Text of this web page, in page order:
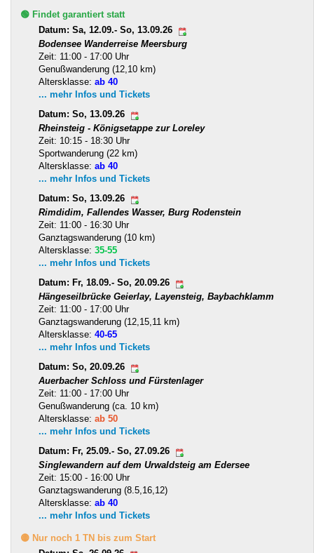
🟢 Findet garantiert statt
Datum: Sa, 12.09.- So, 13.09.26
Bodensee Wanderreise Meersburg
Zeit: 11:00 - 17:00 Uhr
Genußwanderung (12,10 km)
Altersklasse: ab 40
... mehr Infos und Tickets
Datum: So, 13.09.26
Rheinsteig - Königsetappe zur Loreley
Zeit: 10:15 - 18:30 Uhr
Sportwanderung (22 km)
Altersklasse: ab 40
... mehr Infos und Tickets
Datum: So, 13.09.26
Rimdidim, Fallendes Wasser, Burg Rodenstein
Zeit: 11:00 - 16:30 Uhr
Ganztagswanderung (10 km)
Altersklasse: 35-55
... mehr Infos und Tickets
Datum: Fr, 18.09.- So, 20.09.26
Hängeseilbrücke Geierlay, Layensteig, Baybachklamm
Zeit: 11:00 - 17:00 Uhr
Ganztagswanderung (12,15,11 km)
Altersklasse: 40-65
... mehr Infos und Tickets
Datum: So, 20.09.26
Auerbacher Schloss und Fürstenlager
Zeit: 11:00 - 17:00 Uhr
Genußwanderung (ca. 10 km)
Altersklasse: ab 50
... mehr Infos und Tickets
Datum: Fr, 25.09.- So, 27.09.26
Singlewandern auf dem Urwaldsteig am Edersee
Zeit: 15:00 - 16:00 Uhr
Ganztagswanderung (8.5,16,12)
Altersklasse: ab 40
... mehr Infos und Tickets
🟡 Nur noch 1 TN bis zum Start